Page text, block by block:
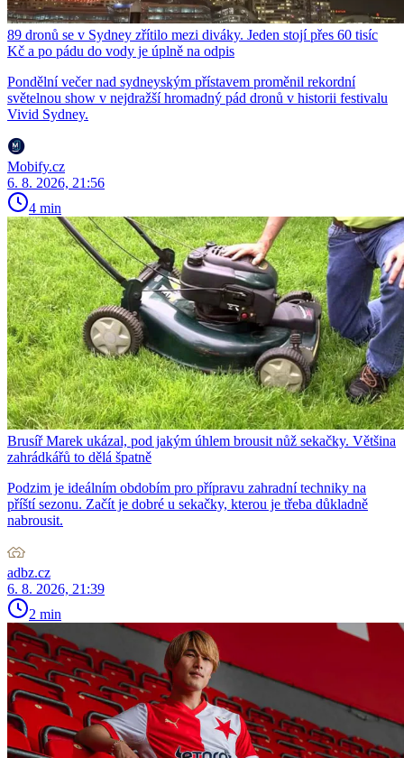
89 dronů se v Sydney zřítilo mezi diváky. Jeden stojí přes 60 tisíc
Kč a po pádu do vody je úplně na odpis
Pondělní večer nad sydneyským přístavem proměnil rekordní
světelnou show v nejdražší hromadný pád dronů v historii festivalu
Vivid Sydney.
Mobify.cz
6. 8. 2026, 21:56
4 min
Brusíř Marek ukázal, pod jakým úhlem brousit nůž sekačky. Většina
zahrádkářů to dělá špatně
Podzim je ideálním obdobím pro přípravu zahradní techniky na
příští sezonu. Začít je dobré u sekačky, kterou je třeba důkladně
nabrousit.
adbz.cz
6. 8. 2026, 21:39
2 min